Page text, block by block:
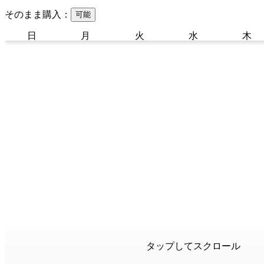
そのまま購入： 可能
日 月 火 水 木
タップしてスクロール